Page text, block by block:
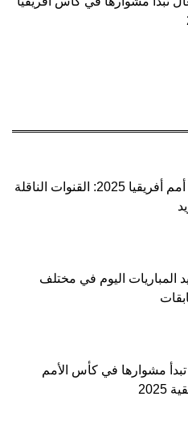
كأس أمم أفريقيا 2025: القنوات الناقلة
المباريات اليوم في مختلف
مشوارها في كأس الأمم
2025